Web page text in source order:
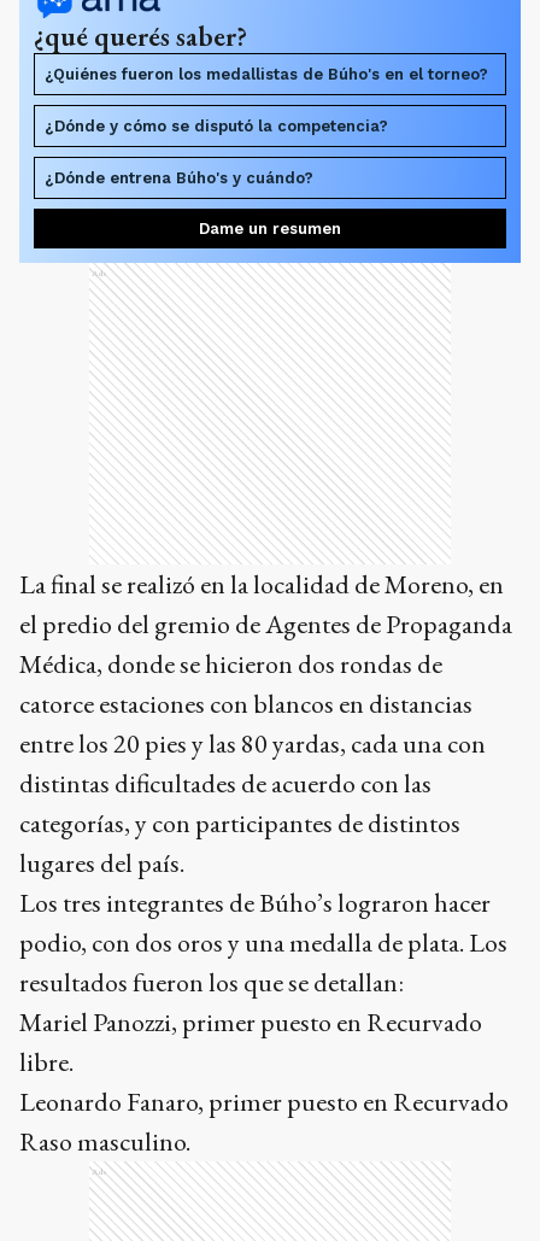
¿qué querés saber?
¿Quiénes fueron los medallistas de Búho's en el torneo?
¿Dónde y cómo se disputó la competencia?
¿Dónde entrena Búho's y cuándo?
Dame un resumen
Ads
La final se realizó en la localidad de Moreno, en
el predio del gremio de Agentes de Propaganda
Médica, donde se hicieron dos rondas de
catorce estaciones con blancos en distancias
entre los 20 pies y las 80 yardas, cada una con
distintas dificultades de acuerdo con las
categorías, y con participantes de distintos
lugares del país.
Los tres integrantes de Búho’s lograron hacer
podio, con dos oros y una medalla de plata. Los
resultados fueron los que se detallan:
Mariel Panozzi, primer puesto en Recurvado
libre.
Leonardo Fanaro, primer puesto en Recurvado
Raso masculino.
Ads